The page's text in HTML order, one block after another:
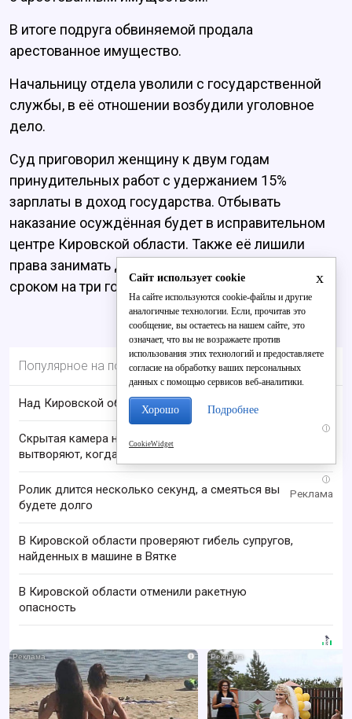
В итоге подруга обвиняемой продала
арестованное имущество.
Начальницу отдела уволили с государственной
службы, в её отношении возбудили уголовное
дело.
Суд приговорил женщину к двум годам
принудительных работ с удержанием 15%
зарплаты в доход государства. Отбывать
наказание осуждённая будет в исправительном
центре Кировской области. Также её лишили
права занимать должности в органах власти
сроком на три года.
Популярное на портале
Над Кировской областью сбили БПЛА
i
Скрытая камера на пляже Крыма: Что люди
вытворяют, когда их не видят...
i
Ролик длится несколько секунд, а смеяться вы
будете долго
В Кировской области проверяют гибель супругов,
найденных в машине в Вятке
В Кировской области отменили ракетную
опасность
i
x
Сайт использует cookie
На сайте используются cookie-файлы и другие
аналогичные технологии. Если, прочитав это
сообщение, вы остаетесь на нашем сайте, это
означает, что вы не возражаете против
использования этих технологий и предоставляете
согласие на обработку ваших персональных
данных с помощью сервисов веб-аналитики.
Хорошо Подробнее
CookieWidget